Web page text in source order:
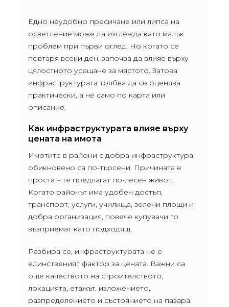
Едно неудобно пресичане или липса на
осветление може да изглежда като малък
проблем при първи оглед. Но когато се
повтаря всеки ден, започва да влияе върху
цялостното усещане за мястото. Затова
инфраструктурата трябва да се оценява
практически, а не само по карта или
описание.
Как инфраструктурата влияе върху
цената на имота
Имотите в райони с добра инфраструктура
обикновено са по-търсени. Причината е
проста – те предлагат по-лесен живот.
Когато районът има удобен достъп,
транспорт, услуги, училища, зелени площи и
добра организация, повече купувачи го
възприемат като подходящ.
Разбира се, инфраструктурата не е
единственият фактор за цената. Важни са
още качеството на строителството,
локацията, етажът, изложението,
разпределението и състоянието на пазара.